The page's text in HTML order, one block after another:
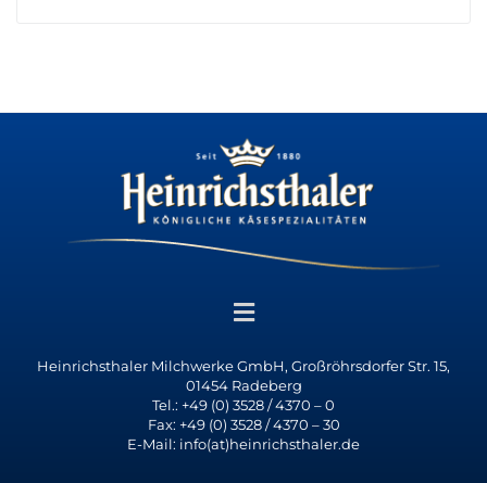
Heinrichsthaler Milchwerke GmbH, Großröhrsdorfer Str. 15,
01454 Radeberg
Tel.: +49 (0) 3528 / 4370 – 0
Fax: +49 (0) 3528 / 4370 – 30
E-Mail: info(at)heinrichsthaler.de